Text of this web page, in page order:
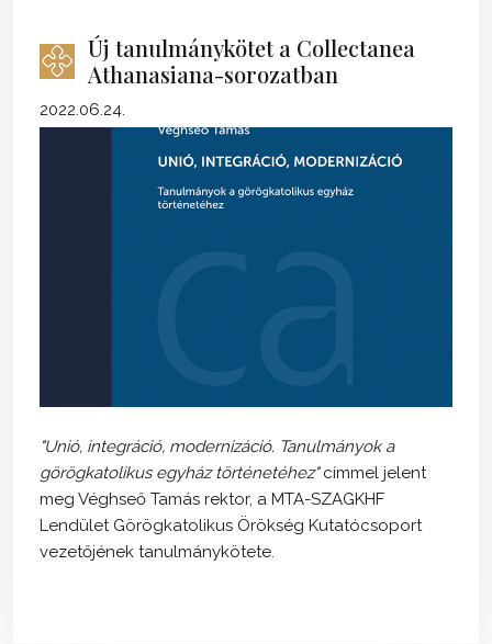
Új tanulmánykötet a Collectanea
Athanasiana-sorozatban
2022.06.24.
"Unió, integráció, modernizáció. Tanulmányok a
görögkatolikus egyház történetéhez"címmel jelent
meg Véghseő Tamás rektor, a MTA-SZAGKHF
Lendület Görögkatolikus Örökség Kutatócsoport
vezetőjének tanulmánykötete.